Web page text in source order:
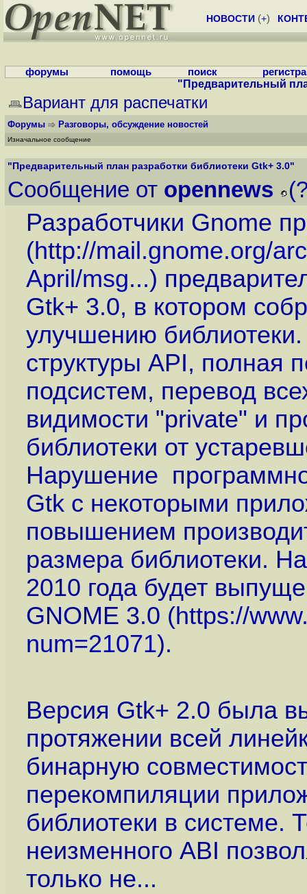
НОВОСТИ (+)
форумы помощь поиск
"Предварительный
Вариант для распечатки
Форумы Разговоры, обсуждение новостей
Изначальное сообщение
"Предварительный план разработки библиотеки Gtk+ 3.0"
Сообщение от opennews
Разработчики Gnome
(http://mail.gnome.org/
April/msg...)
Gtk+ 3.0, в котором
улучшению
структуры API, полная
подсистем, перевод
видимости "private" и
библиотеки от
Нарушение
Gtk с некоторыми
повышением
размера библиотеки.
2010 года будет
GNOME 3.0 (https://
num=21071).
Версия Gtk+ 2.0 была
протяжении всей
бинарную
перекомпиляции
библиотеки в системе.
неизменного ABI
только не...